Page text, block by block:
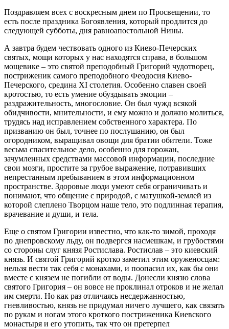
Поздравляем всех с воскресным днем по Просвещении, то
есть после праздника Богоявления, который продлится до
следующей субботы, дня равноапостольной Нины.
А завтра будем чествовать одного из Киево-Печерских
святых, мощи которых у нас находятся справа, в большом
мощевике – это святой преподобный Григорий чудотворец,
постриженик самого преподобного Феодосия Киево-
Печерского, средина XI столетия. Особенно славен своей
кротостью, то есть умение обуздывать эмоции –
раздражительность, многословие. Он был чужд всякой
обидчивости, мнительности, и ему можно и должно молиться,
трудясь над исправлением собственного характера. По
призванию он был, точнее по послушанию, он был
огородником, выращивал овощи для братии обители. Тоже
весьма спасительное дело, особенно для горожан,
зачумленных средствами массовой информации, последние
свои мозги, простите за грубое выражение, потравивших
непрестанным пребыванием в этом информационном
пространстве. Здоровые люди умеют себя ограничивать и
понимают, что общение с природой, с матушкой-землей из
которой слеплено Творцом наше тело, это подлинная терапия,
врачевание и души, и тела.
Еще о святом Григории известно, что как-то зимой, проходя
по днепровскому льду, он подвергся насмешкам, и грубостями
со стороны слуг князя Ростислава. Ростислав – это киевский
князь. И святой Григорий кротко заметил этим оруженосцам:
нельзя вести так себя с монахами, и поопасил их, как бы они
вместе с князем не погибли от воды. Донесли князю слова
святого Григория – он вовсе не проклинал отроков и не желал
им смерти. Но как раз отличаясь несдержанностью,
гневливостью, князь не придумал ничего лучшего, как связать
по рукам и ногам этого кроткого постриженика Киевского
монастыря и его утопить, так что он претерпел